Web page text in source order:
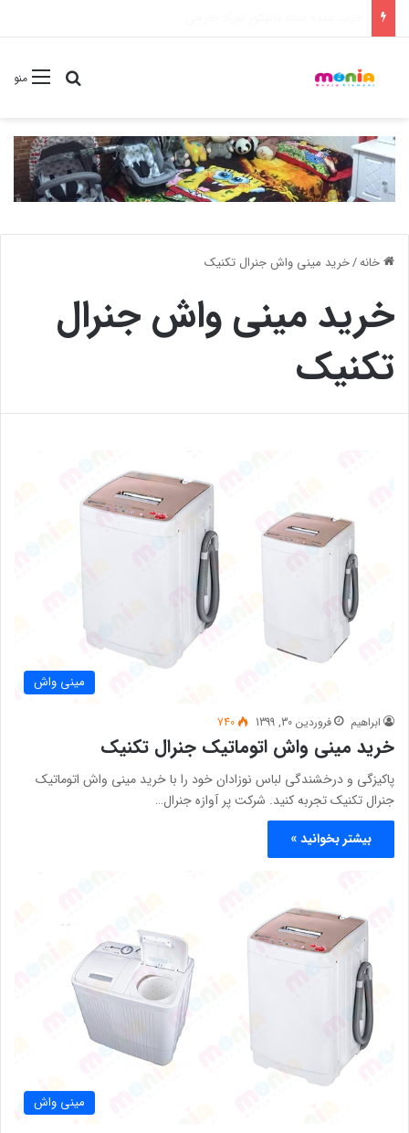
منوجستجو
خانه/خرید مینی واش جنرال تکنیک
خرید مینی واش جنرال
تکنیک
مینی واش
ابراهیم فروردین 30, 1399 740
خرید مینی واش اتوماتیک جنرال تکنیک
پاکیزگی و درخشندگی لباس نوزادان خود را با خرید مینی واش اتوماتیک
جنرال تکنیک تجربه کنید. شرکت پر آوازه جنرال…
بیشتر بخوانید »
مینی واش